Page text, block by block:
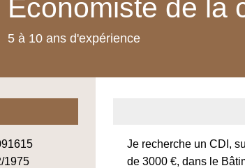
Economiste de la
5 à 10 ans d'expérience
1975
Je recherche un CDI,
de 3000 €, dans le